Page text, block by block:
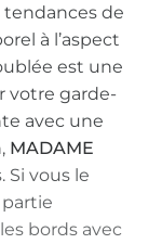
de
à l’aspect
est une
votre garde-
avec une
MADAME
Si vous le
bords avec